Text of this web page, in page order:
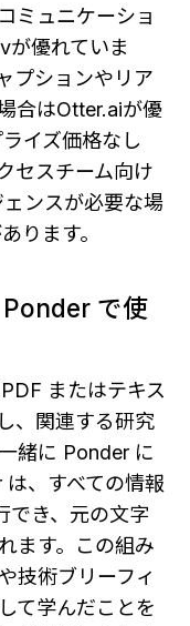
ミュニケーショ
が優れていま
プションやリア
合はOtter.aiが優
イズ価格なし
セスチーム向け
ンスが必要な場
ります。
で使
またはテキス
、関連する研究
緒に Ponder に
、すべての情報
でき、元の文字
ます。この組み
技術ブリーフィ
て学んだことを